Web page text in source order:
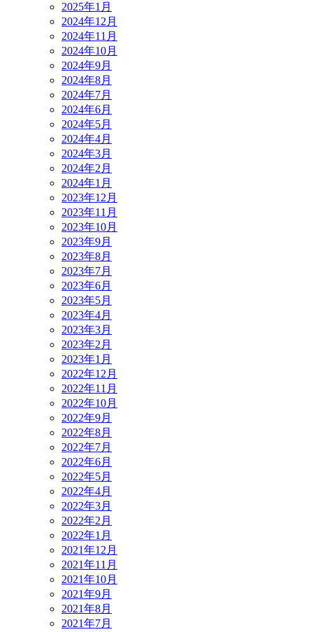
2025年1月
2024年12月
2024年11月
2024年10月
2024年9月
2024年8月
2024年7月
2024年6月
2024年5月
2024年4月
2024年3月
2024年2月
2024年1月
2023年12月
2023年11月
2023年10月
2023年9月
2023年8月
2023年7月
2023年6月
2023年5月
2023年4月
2023年3月
2023年2月
2023年1月
2022年12月
2022年11月
2022年10月
2022年9月
2022年8月
2022年7月
2022年6月
2022年5月
2022年4月
2022年3月
2022年2月
2022年1月
2021年12月
2021年11月
2021年10月
2021年9月
2021年8月
2021年7月